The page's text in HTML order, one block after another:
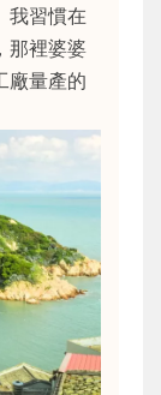
我習慣在
那裡婆婆
廠量產的